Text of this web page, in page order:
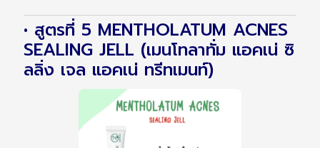
• สูตรที่ 5 MENTHOLATUM ACNES
SEALING JELL (เมนโทลาทั่ม แอคเน่ ซิ
ลลิ่ง เจล แอคเน่ ทรีทเมนท์)